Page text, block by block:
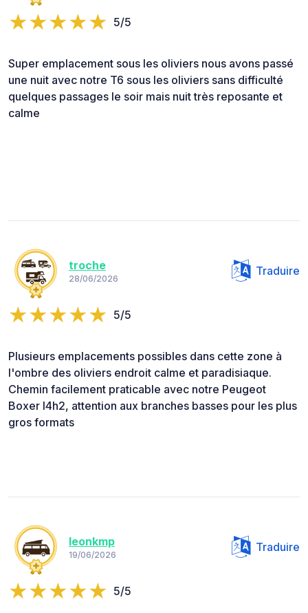
5/5
Super emplacement sous les oliviers nous avons passé
une nuit avec notre T6 sous les oliviers sans difficulté
quelques passages le soir mais nuit très reposante et
calme
troche
28/06/2026
Traduire
5/5
Plusieurs emplacements possibles dans cette zone à
l'ombre des oliviers endroit calme et paradisiaque.
Chemin facilement praticable avec notre Peugeot
Boxer l4h2, attention aux branches basses pour les plus
gros formats
leonkmp
19/06/2026
Traduire
5/5